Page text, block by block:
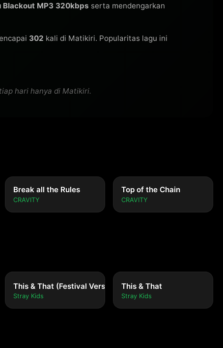
Blackout MP3 320kbps serta mendengarkan
302 kali di Matikiri. Popularitas lagu ini
hari hanya di Matikiri.
Break all the Rules
CRAVITY
Top of the Chain
CRAVITY
This & That (Festival Version)
Stray Kids
This & That
Stray Kids